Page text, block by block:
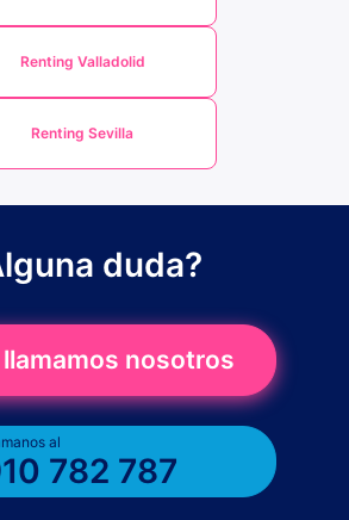
Renting Valladolid
Renting Sevilla
duda?
llamamos nosotros
al
782 787